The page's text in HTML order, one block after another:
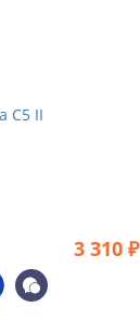
3 310 ₽